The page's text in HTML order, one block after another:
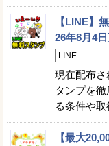
【LINE】
26年8月4
LINE
現在配布さ
タンプを
る条件や
【最大